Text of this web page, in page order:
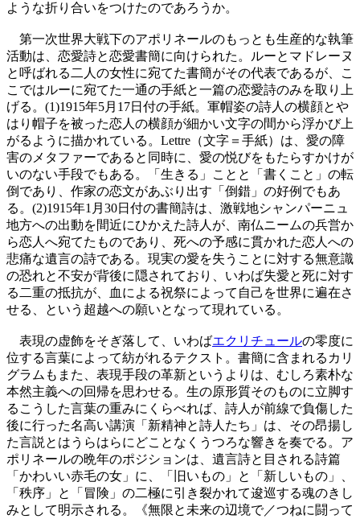
ような折り合いをつけたのであろうか。
第一次世界大戦下のアポリネールのもっとも生産的な執筆
活動は、恋愛詩と恋愛書簡に向けられた。ルーとマドレーヌ
と呼ばれる二人の女性に宛てた書簡がその代表であるが、こ
こではルーに宛てた一通の手紙と一篇の恋愛詩のみを取り上
げる。(1)1915年5月17日付の手紙。軍帽姿の詩人の横顔とや
はり帽子を被った恋人の横顔が細かい文字の間から浮かび上
がるように描かれている。Lettre（文字＝手紙）は、愛の障
害のメタファーであると同時に、愛の悦びをもたらすかけが
いのない手段でもある。「生きる」ことと「書くこと」の転
倒であり、作家の恋文があぶり出す「倒錯」の好例でもあ
る。(2)1915年1月30日付の書簡詩は、激戦地シャンパーニュ
地方への出動を間近にひかえた詩人が、南仏ニームの兵営か
ら恋人へ宛てたものであり、死への予感に貫かれた恋人への
悲痛な遺言の詩である。現実の愛を失うことに対する無意識
の恐れと不安が背後に隠されており、いわば失愛と死に対す
る二重の抵抗が、血による祝祭によって自己を世界に遍在さ
せる、という超越への願いとなって現れている。
表現の虚飾をそぎ落して、いわばエクリチュールの零度に
位する言葉によって紡がれるテクスト。書簡に含まれるカリ
グラムもまた、表現手段の革新というよりは、むしろ素朴な
本然主義への回帰を思わせる。生の原形質そのものに立脚す
るこうした言葉の重みにくらべれば、詩人が前線で負傷した
後に行った名高い講演「新精神と詩人たち」は、その昂揚し
た言説とはうらはらにどことなくうつろな響きを奏でる。ア
ポリネールの晩年のポジションは、遺言詩と目される詩篇
「かわいい赤毛の女」に、「旧いもの」と「新しいもの」、
「秩序」と「冒険」の二極に引き裂かれて逡巡する魂のきし
みとして明示される。《無限と未来の辺境で／つねに闘って